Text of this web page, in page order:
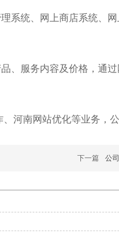
系统、网上商店系统、
、服务内容及价格，通过
、河南网站优化等业务，
下一篇 公